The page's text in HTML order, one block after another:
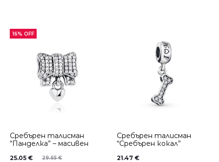
16% OFF
Сребърен талисман
“Панделка” – масивен
29.65€
25.05 €
Сребърен талисман
“Сребърен кокал”
21.47 €